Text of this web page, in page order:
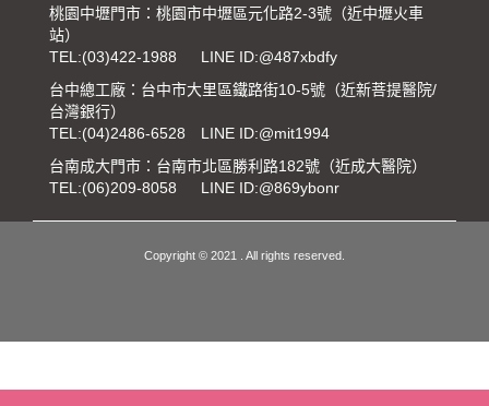
桃園中壢門市：桃園市中壢區元化路2-3號（近中壢火車
站）
TEL:(03)422-1988
LINE ID:@487xbdfy
台中總工廠：台中市大里區鐵路街10-5號（近新菩提醫院/
台灣銀行）
TEL:(04)2486-6528
LINE ID:@mit1994
台南成大門市：台南市北區勝利路182號（近成大醫院）
TEL:(06)209-8058 LINE ID:@869ybonr
Copyright © 2021 . All rights reserved.